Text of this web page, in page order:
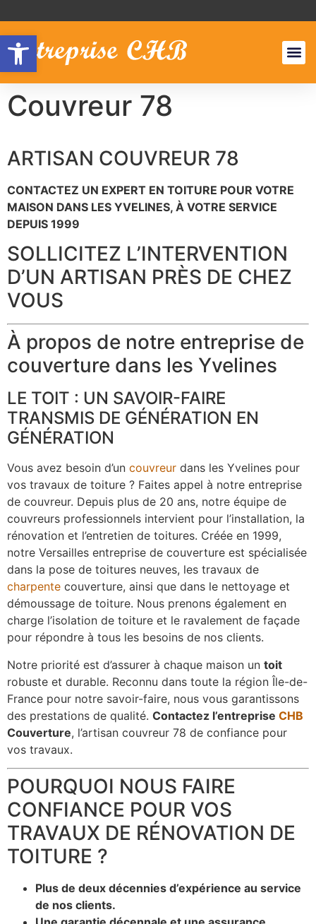
Couvreur 78
ARTISAN COUVREUR 78
CONTACTEZ UN EXPERT EN TOITURE POUR VOTRE
MAISON DANS LES YVELINES, À VOTRE SERVICE
DEPUIS 1999
SOLLICITEZ L’INTERVENTION
D’UN ARTISAN PRÈS DE CHEZ
VOUS
À propos de notre entreprise de
couverture dans les Yvelines
LE TOIT : UN SAVOIR-FAIRE
TRANSMIS DE GÉNÉRATION EN
GÉNÉRATION
Vous avez besoin d’un couvreur dans les Yvelines pour
vos travaux de toiture ? Faites appel à notre entreprise
de couvreur. Depuis plus de 20 ans, notre équipe de
couvreurs professionnels intervient pour l’installation, la
rénovation et l’entretien de toitures. Créée en 1999,
notre Versailles entreprise de couverture est spécialisée
dans la pose de toitures neuves, les travaux de
charpente couverture, ainsi que dans le nettoyage et
démoussage de toiture. Nous prenons également en
charge l’isolation de toiture et le ravalement de façade
pour répondre à tous les besoins de nos clients.
Notre priorité est d’assurer à chaque maison un toit
robuste et durable. Reconnu dans toute la région Île-de-
France pour notre savoir-faire, nous vous garantissons
des prestations de qualité. Contactez l’entreprise CHB
Couverture, l’artisan couvreur 78 de confiance pour
vos travaux.
POURQUOI NOUS FAIRE
CONFIANCE POUR VOS
TRAVAUX DE RÉNOVATION DE
TOITURE ?
Plus de deux décennies d’expérience au service
de nos clients.
Ouvrir la barre d’outils